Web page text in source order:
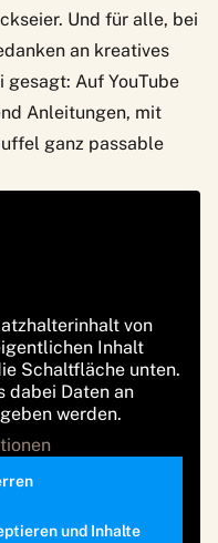
Und für alle, bei
an kreatives
gesagt: Auf YouTube
Anleitungen, mit
ganz passable
von
Inhalt
Schaltfläche unten.
dabei Daten an
werden.
und Inhalte